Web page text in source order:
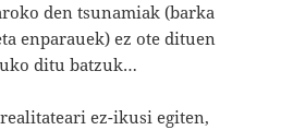
den tsunamiak (barka
enparauek) ez ote dituen
ditu batzuk…
ez-ikusi egiten,